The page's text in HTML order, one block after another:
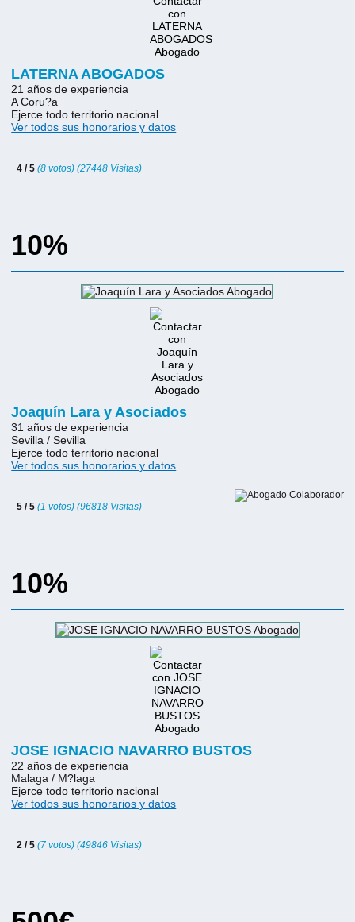
LATERNA ABOGADOS
21 años de experiencia
A Coru?a
Ejerce todo territorio nacional
Ver todos sus honorarios y datos
4 / 5(8 votos) (27448 Visitas)
10%
Joaquín Lara y Asociados
31 años de experiencia
Sevilla / Sevilla
Ejerce todo territorio nacional
Ver todos sus honorarios y datos
5 / 5(1 votos) (96818 Visitas)
10%
JOSE IGNACIO NAVARRO BUSTOS
22 años de experiencia
Malaga / M?laga
Ejerce todo territorio nacional
Ver todos sus honorarios y datos
2 / 5(7 votos) (49846 Visitas)